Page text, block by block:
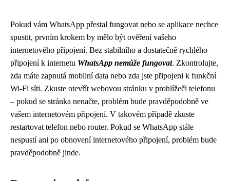
Pokud vám WhatsApp přestal fungovat nebo se aplikace nechce
spustit, prvním krokem by mělo být ověření vašeho
internetového připojení. Bez stabilního a dostatečně rychlého
připojení k internetu WhatsApp nemůže fungovat. Zkontrolujte,
zda máte zapnutá mobilní data nebo zda jste připojeni k funkční
Wi-Fi síti. Zkuste otevřít webovou stránku v prohlížeči telefonu
– pokud se stránka nenačte, problém bude pravděpodobně ve
vašem internetovém připojení. V takovém případě zkuste
restartovat telefon nebo router. Pokud se WhatsApp stále
nespustí ani po obnovení internetového připojení, problém bude
pravděpodobně jinde.